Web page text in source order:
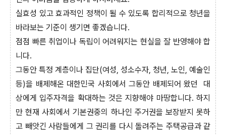
실효성 있고 효과적인 정책이 될 수 있도록 합리적으로 청년을
바라보는 기준이 생기면 좋겠습니다.
점점 빠른 취업이나 독립이 어려워지는 현실을 잘 반영해야 합
니다.
그동안 특정 계층이나 집단(여성, 성소수자, 청년, 노인, 예술인
등)을 배제해온 대한민국 사회에서 그동안 배제되어 왔던 대
상에게 입주자격을 확대하는 것은 지향해야 마땅합니다. 하지
만 현재 사회에서 기본권중의 하나인 주거권을 보장받지 못하
고 빼앗긴 사람들에게 그 권리를 다시 돌려주는 주택공급과 같